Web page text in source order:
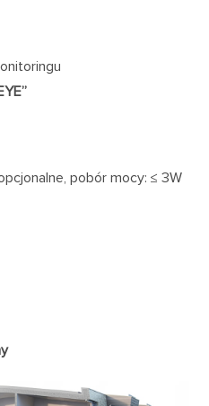
pobór mocy: ≤ 3W